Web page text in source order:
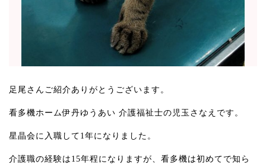
足尾さんご紹介ありがとうございます。
看多機ホーム伊丹ゆうあい 介護福祉士の児玉さなえです。
星晶会に入職して1年になりました。
介護職の経験は15年程になりますが、看多機は初めてで知ら